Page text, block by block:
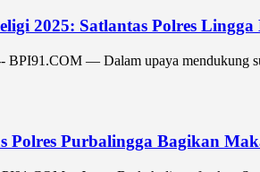
2025: Satlantas Polres
— Dalam upaya mendukung
Polres Purbalingga Bagikan